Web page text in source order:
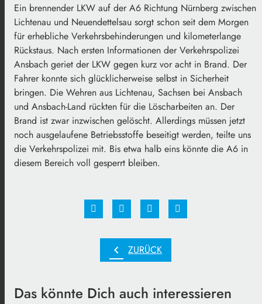
Ein brennender LKW auf der A6 Richtung Nürnberg zwischen
Lichtenau und Neuendettelsau sorgt schon seit dem Morgen
für erhebliche Verkehrsbehinderungen und kilometerlange
Rückstaus. Nach ersten Informationen der Verkehrspolizei
Ansbach geriet der LKW gegen kurz vor acht in Brand. Der
Fahrer konnte sich glücklicherweise selbst in Sicherheit
bringen. Die Wehren aus Lichtenau, Sachsen bei Ansbach
und Ansbach-Land rückten für die Löscharbeiten an. Der
Brand ist zwar inzwischen gelöscht. Allerdings müssen jetzt
noch ausgelaufene Betriebsstoffe beseitigt werden, teilte uns
die Verkehrspolizei mit. Bis etwa halb eins könnte die A6 in
diesem Bereich voll gesperrt bleiben.
chevron_left ZURÜCK
Das könnte Dich auch interessieren